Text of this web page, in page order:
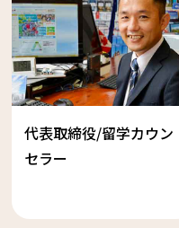
代表取締役/留学カウン
セラー